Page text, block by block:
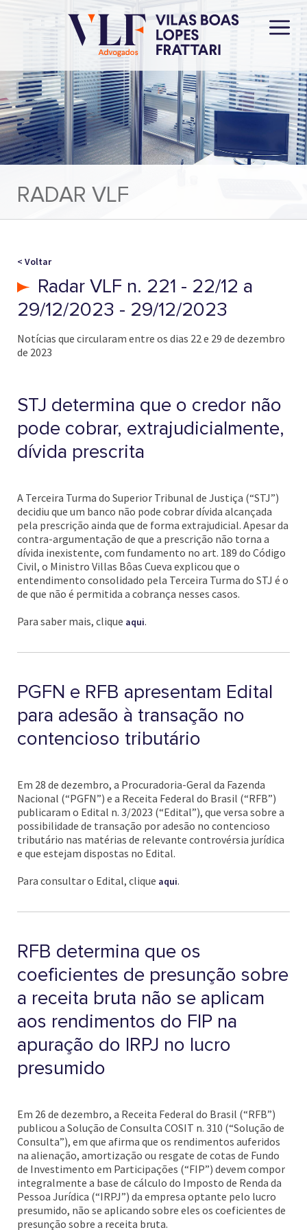
RADAR VLF
< Voltar
Radar VLF n. 221 - 22/12 a
29/12/2023 - 29/12/2023
Notícias que circularam entre os dias 22 e 29 de dezembro
de 2023
STJ determina que o credor não
pode cobrar, extrajudicialmente,
dívida prescrita
A Terceira Turma do Superior Tribunal de Justiça (“STJ”)
decidiu que um banco não pode cobrar dívida alcançada
pela prescrição ainda que de forma extrajudicial. Apesar da
contra-argumentação de que a prescrição não torna a
dívida inexistente, com fundamento no art. 189 do Código
Civil, o Ministro Villas Bôas Cueva explicou que o
entendimento consolidado pela Terceira Turma do STJ é o
de que não é permitida a cobrança nesses casos.
Para saber mais, clique aqui.
PGFN e RFB apresentam Edital
para adesão à transação no
contencioso tributário
Em 28 de dezembro, a Procuradoria-Geral da Fazenda
Nacional (“PGFN”) e a Receita Federal do Brasil (“RFB”)
publicaram o Edital n. 3/2023 (“Edital”), que versa sobre a
possibilidade de transação por adesão no contencioso
tributário nas matérias de relevante controvérsia jurídica
e que estejam dispostas no Edital.
Para consultar o Edital, clique aqui.
RFB determina que os
coeficientes de presunção sobre
a receita bruta não se aplicam
aos rendimentos do FIP na
apuração do IRPJ no lucro
presumido
Em 26 de dezembro, a Receita Federal do Brasil (“RFB”)
publicou a Solução de Consulta COSIT n. 310 (“Solução de
Consulta”), em que afirma que os rendimentos auferidos
na alienação, amortização ou resgate de cotas de Fundo
de Investimento em Participações (“FIP”) devem compor
integralmente a base de cálculo do Imposto de Renda da
Pessoa Jurídica (“IRPJ”) da empresa optante pelo lucro
presumido, não se aplicando sobre eles os coeficientes de
presunção sobre a receita bruta.